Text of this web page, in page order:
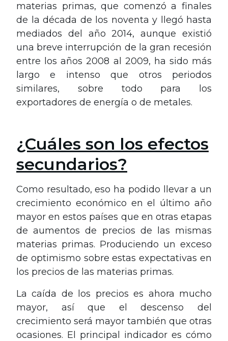
materias primas, que comenzó a finales
de la década de los noventa y llegó hasta
mediados del año 2014, aunque existió
una breve interrupción de la gran recesión
entre los años 2008 al 2009, ha sido más
largo e intenso que otros periodos
similares, sobre todo para los
exportadores de energía o de metales.
¿Cuáles son los efectos
secundarios?
Como resultado, eso ha podido llevar a un
crecimiento económico en el último año
mayor en estos países que en otras etapas
de aumentos de precios de las mismas
materias primas. Produciendo un exceso
de optimismo sobre estas expectativas en
los precios de las materias primas.
La caída de los precios es ahora mucho
mayor, así que el descenso del
crecimiento será mayor también que otras
ocasiones. El principal indicador es cómo